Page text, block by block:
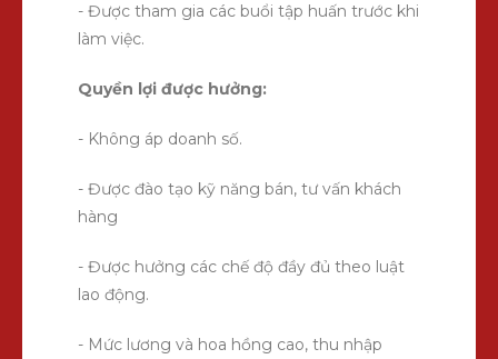
- Được tham gia các buổi tập huấn trước khi
làm việc.
Quyền lợi được hưởng:
- Không áp doanh số.
- Được đào tạo kỹ năng bán, tư vấn khách
hàng
- Được hưởng các chế độ đầy đủ theo luật
lao động.
- Mức lương và hoa hồng cao, thu nhập